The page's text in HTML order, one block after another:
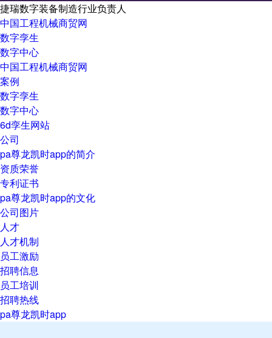
捷瑞数字装备制造行业负责人
中国工程机械商贸网
数字孪生
数字中心
中国工程机械商贸网
案例
数字孪生
数字中心
6d孪生网站
公司
pa尊龙凯时app的简介
资质荣誉
专利证书
pa尊龙凯时app的文化
公司图片
人才
人才机制
员工激励
招聘信息
员工培训
招聘热线
pa尊龙凯时app